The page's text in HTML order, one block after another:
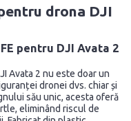
drona DJI
pentru DJI Avata 2
Avata 2 nu este doar un
dronei dvs. chiar și
său unic, acesta oferă
eliminând riscul de